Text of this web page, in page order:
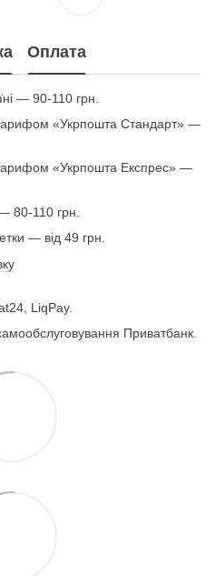
Оплата
— 90-110 грн.
«Укрпошта Стандарт» —
«Укрпошта Експрес» —
80-110 грн.
— від 49 грн.
LiqPay.
Приватбанк.